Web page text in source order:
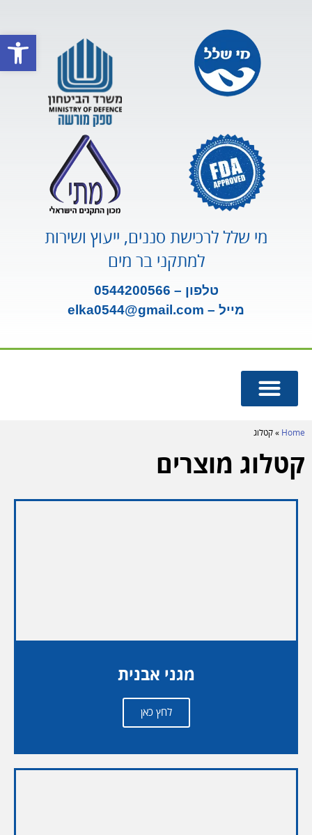
פתח
מי שלל לרכישת סננים, ייעוץ ושירות
למתקני בר מים
טלפון – 0544200566
מייל –
elka0544@gmail.com
Home
» קטלוג
קטלוג מוצרים
מגני אבנית
לחץ כאן